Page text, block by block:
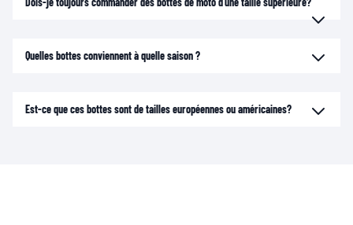
Quelles bottes conviennent à quelle saison ?
Est-ce que ces bottes sont de tailles européennes ou américaines?